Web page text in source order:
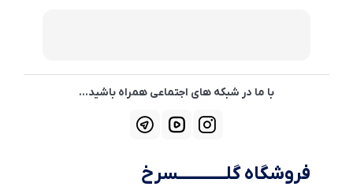
با ما در شبکه های اجتماعی همراه باشید...
فروشگاه گلــــــــــــسرخ